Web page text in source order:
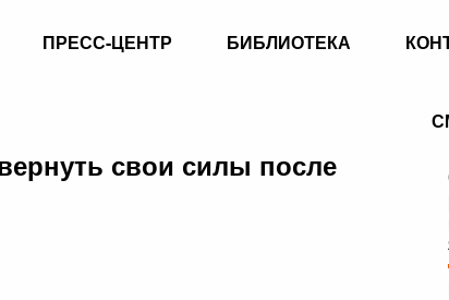
ПРЕСС-ЦЕНТР БИБЛИОТЕКА
свои силы после